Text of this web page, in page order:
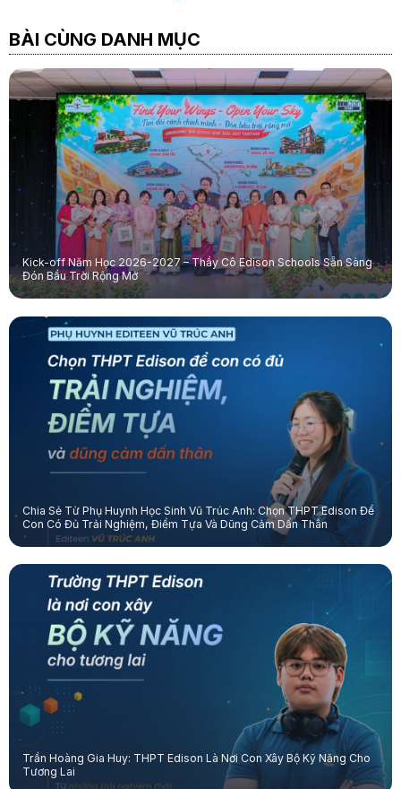
BÀI CÙNG DANH MỤC
Kick-off Năm Học 2026-2027 – Thầy Cô Edison Schools Sẵn Sàng
Đón Bầu Trời Rộng Mở
Chia Sẻ Từ Phụ Huynh Học Sinh Vũ Trúc Anh: Chọn THPT Edison Để
Con Có Đủ Trải Nghiệm, Điểm Tựa Và Dũng Cảm Dấn Thân
Trần Hoàng Gia Huy: THPT Edison Là Nơi Con Xây Bộ Kỹ Năng Cho
Tương Lai